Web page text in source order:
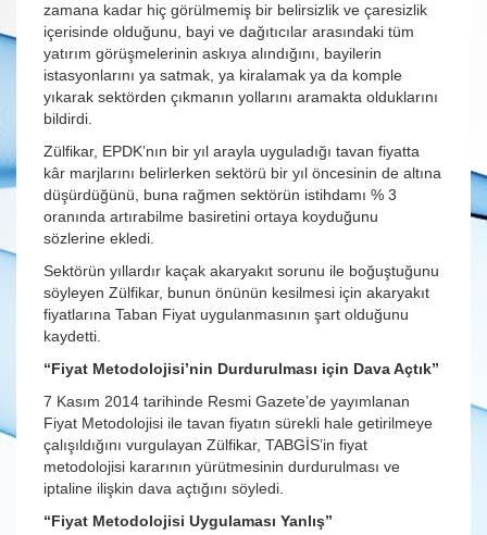
zamana kadar hiç görülmemiş bir belirsizlik ve çaresizlik
içerisinde olduğunu, bayi ve dağıtıcılar arasındaki tüm
yatırım görüşmelerinin askıya alındığını, bayilerin
istasyonlarını ya satmak, ya kiralamak ya da komple
yıkarak sektörden çıkmanın yollarını aramakta olduklarını
bildirdi.
Zülfikar, EPDK’nın bir yıl arayla uyguladığı tavan fiyatta
kâr marjlarını belirlerken sektörü bir yıl öncesinin de altına
düşürdüğünü, buna rağmen sektörün istihdamı % 3
oranında artırabilme basiretini ortaya koyduğunu
sözlerine ekledi.
Sektörün yıllardır kaçak akaryakıt sorunu ile boğuştuğunu
söyleyen Zülfikar, bunun önünün kesilmesi için akaryakıt
fiyatlarına Taban Fiyat uygulanmasının şart olduğunu
kaydetti.
“Fiyat Metodolojisi’nin Durdurulması için Dava Açtık”
7 Kasım 2014 tarihinde Resmi Gazete’de yayımlanan
Fiyat Metodolojisi ile tavan fiyatın sürekli hale getirilmeye
çalışıldığını vurgulayan Zülfikar, TABGİS’in fiyat
metodolojisi kararının yürütmesinin durdurulması ve
iptaline ilişkin dava açtığını söyledi.
“Fiyat Metodolojisi Uygulaması Yanlış”